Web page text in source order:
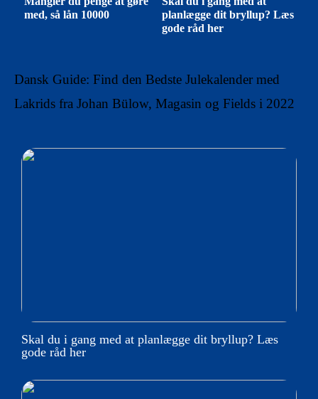
med, så lån 10000
planlægge dit bryllup? Læs
gode råd her
Dansk Guide: Find den Bedste Julekalender med
Lakrids fra Johan Bülow, Magasin og Fields i 2022
Skal du i gang med at planlægge dit bryllup? Læs
gode råd her